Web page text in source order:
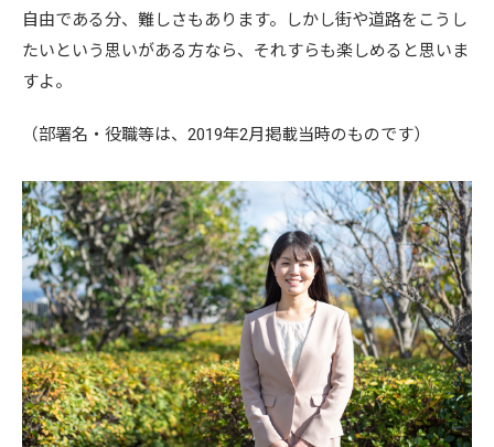
自由である分、難しさもあります。しかし街や道路をこうし
たいという思いがある方なら、それすらも楽しめると思いま
すよ。
（部署名・役職等は、2019年2月掲載当時のものです）